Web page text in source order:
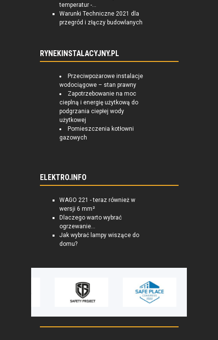
temperatur -...
Warunki Techniczne 2021 dla
przegród i złączy budowlanych
RYNEKINSTALACYJNY.PL
Przeciwpożarowe instalacje
wodociągowe – stan prawny
Zapotrzebowanie na moc
cieplną i energię użytkową do
podgrzania ciepłej wody
użytkowej
Pomieszczenia kotłowni
gazowych
ELEKTRO.INFO
WAGO 221 - teraz również w
wersji 6 mm²
Dlaczego warto wybrać
ogrzewanie...
Jak wybrać lampy wiszące do
domu?